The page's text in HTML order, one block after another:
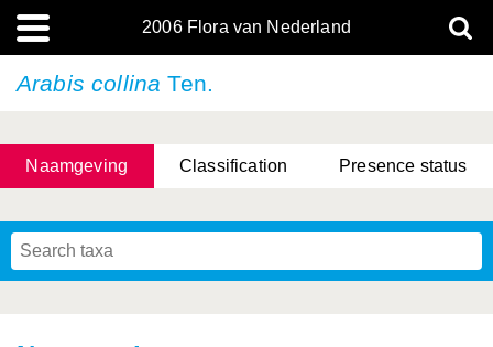
2006 Flora van Nederland
Arabis collina Ten.
Naamgeving Classification Presence status